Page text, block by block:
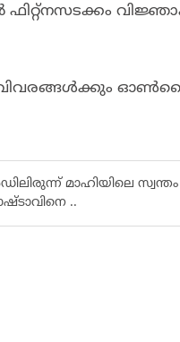
ഫിറ്റ്നസടക്കം
മാ​ഹി​യി​ലെ സ്വ​ന്തം
..